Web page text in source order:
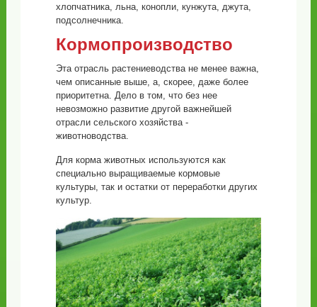
хлопчатника, льна, конопли, кунжута, джута,
подсолнечника.
Кормопроизводство
Эта отрасль растениеводства не менее важна,
чем описанные выше, а, скорее, даже более
приоритетна. Дело в том, что без нее
невозможно развитие другой важнейшей
отрасли сельского хозяйства -
животноводства.
Для корма животных используются как
специально выращиваемые кормовые
культуры, так и остатки от переработки других
культур.